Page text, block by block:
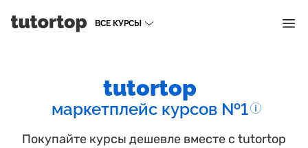
ВСЕ КУРСЫ
tutortop
маркетплейс курсов №1
Покупайте курсы дешевле вместе с tutortop